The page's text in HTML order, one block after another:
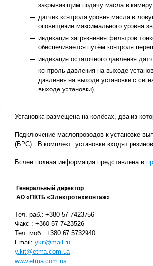
закрывающим подачу масла в
датчик контроля уровня масла в
оповещение максимального уровня
индикация загрязнения фильтров
обеспечивается путём контроля
индикация остаточного давления
контроль давления на выходе
давления на выходе установки с
выходе установки).
Установка размещена на колёсах, два из
Подключение маслопроводов к установке
(БРС). В комплект установки входят
Более полная информация представлена в
Генеральный директор
АО «ПКТБ «Электротехмонтаж»
Тел. раб.: +380 57 7423756
Факс : +380 57 7423526
Тел. моб.: +380 67 5732940
Email: ykit@mail.ru
y.kit@etma.com.ua
www.etma.com.ua